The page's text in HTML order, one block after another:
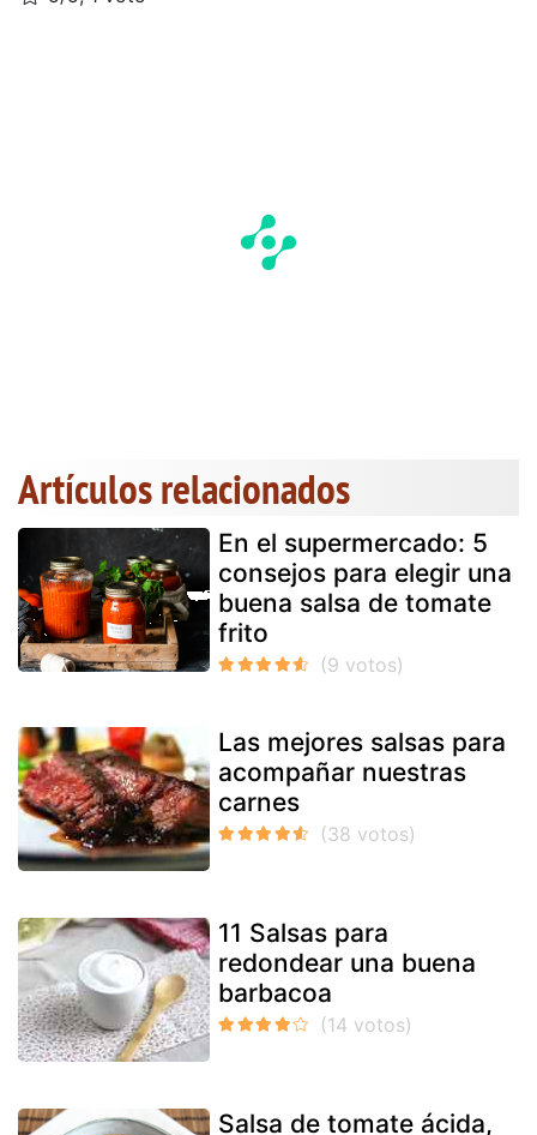
Artículos relacionados
En el supermercado: 5
consejos para elegir una
buena salsa de tomate
frito
Las mejores salsas para
acompañar nuestras
carnes
11 Salsas para
redondear una buena
barbacoa
Salsa de tomate ácida,